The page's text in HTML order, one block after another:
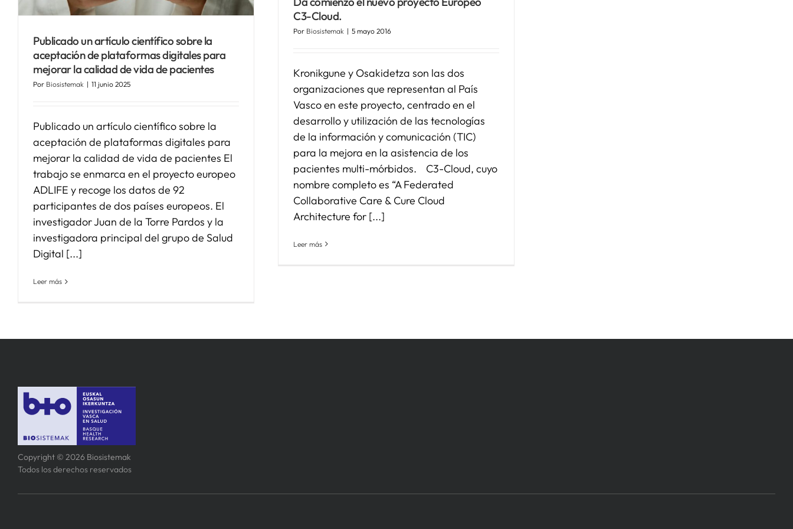
Publicado un artículo científico sobre la
aceptación de plataformas digitales para
mejorar la calidad de vida de pacientes
Por Biosistemak | 11 junio 2025
Publicado un artículo científico sobre la
aceptación de plataformas digitales para
mejorar la calidad de vida de pacientes El
trabajo se enmarca en el proyecto europeo
ADLIFE y recoge los datos de 92
participantes de dos países europeos. El
investigador Juan de la Torre Pardos y la
investigadora principal del grupo de Salud
Digital [...]
Leer más
C3-Cloud.
Por Biosistemak | 5 mayo 2016
Kronikgune y Osakidetza son las dos
organizaciones que representan al País
Vasco en este proyecto, centrado en el
desarrollo y utilización de las tecnologías
de la información y comunicación (TIC)
para la mejora en la asistencia de los
pacientes multi-mórbidos. C3-Cloud, cuyo
nombre completo es “A Federated
Collaborative Care & Cure Cloud
Architecture for [...]
Leer más
Copyright © 2026 Biosistemak
Todos los derechos reservados